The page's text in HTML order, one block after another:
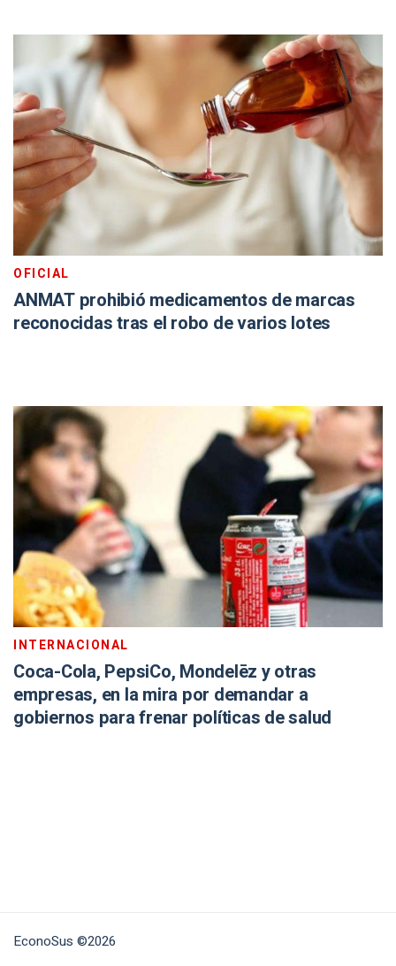
OFICIAL
ANMAT prohibió medicamentos de marcas
reconocidas tras el robo de varios lotes
INTERNACIONAL
Coca-Cola, PepsiCo, Mondelēz y otras
empresas, en la mira por demandar a
gobiernos para frenar políticas de salud
EconoSus ©2026